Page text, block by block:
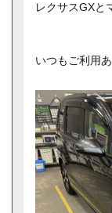
レクサスGXと
いつもご利用